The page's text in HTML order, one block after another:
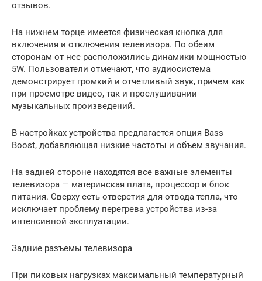
отзывов.
На нижнем торце имеется физическая кнопка для
включения и отключения телевизора. По обеим
сторонам от нее расположились динамики мощностью
5W. Пользователи отмечают, что аудиосистема
демонстрирует громкий и отчетливый звук, причем как
при просмотре видео, так и прослушивании
музыкальных произведений.
В настройках устройства предлагается опция Bass
Boost, добавляющая низкие частоты и объем звучания.
На задней стороне находятся все важные элементы
телевизора — материнская плата, процессор и блок
питания. Сверху есть отверстия для отвода тепла, что
исключает проблему перегрева устройства из-за
интенсивной эксплуатации.
Задние разъемы телевизора
При пиковых нагрузках максимальный температурный